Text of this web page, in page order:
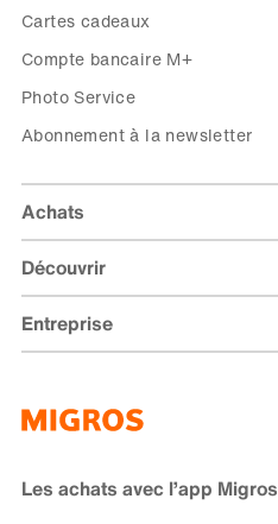
Cartes cadeaux
Compte bancaire M+
Photo Service
Abonnement à la newsletter
Achats
Livraison et frais de livraison
Abonnement de livraison
Moyens de paiement
Cumulus
Recherche de magasin
Découvrir
Migusto
iMpuls
Banque Migros
Entreprise
Développement durable
Carrière
Les achats avec l’app Migros